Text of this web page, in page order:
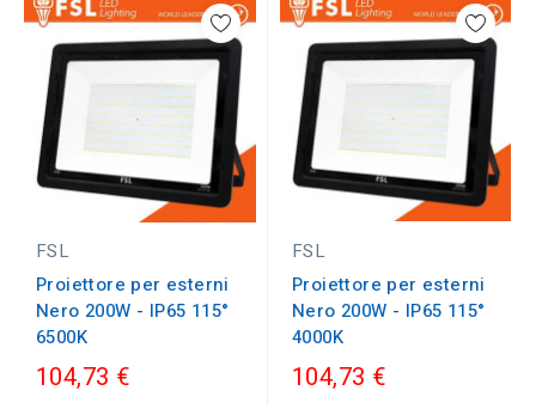
FSL
Proiettore per esterni
Nero 200W - IP65 115°
6500K
104,73 €
FSL
Proiettore per esterni
Nero 200W - IP65 115°
4000K
104,73 €